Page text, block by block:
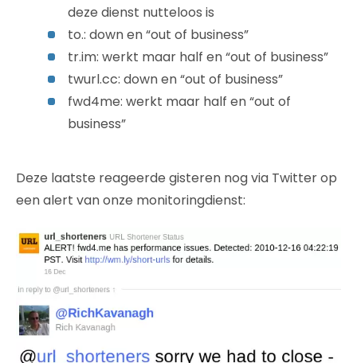
deze dienst nutteloos is
to.: down en “out of business”
tr.im: werkt maar half en “out of business”
twurl.cc: down en “out of business”
fwd4me: werkt maar half en “out of
business”
Deze laatste reageerde gisteren nog via Twitter op
een alert van onze monitoringdienst: